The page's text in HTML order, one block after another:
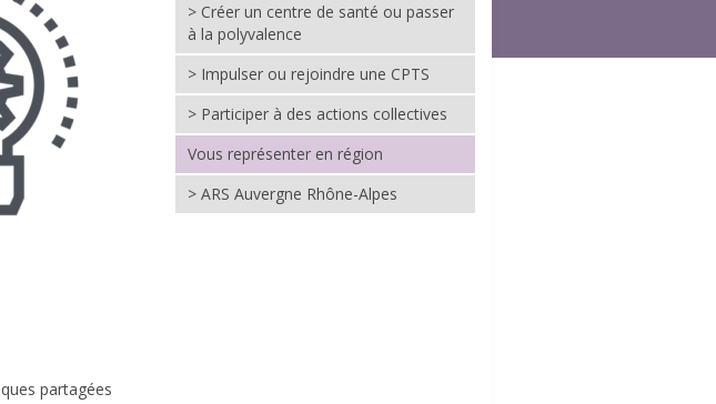
partagées
> Créer un centre de santé ou passer
à la polyvalence
> Impulser ou rejoindre une CPTS
> Participer à des actions collectives
Vous représenter en région
> ARS Auvergne Rhône-Alpes